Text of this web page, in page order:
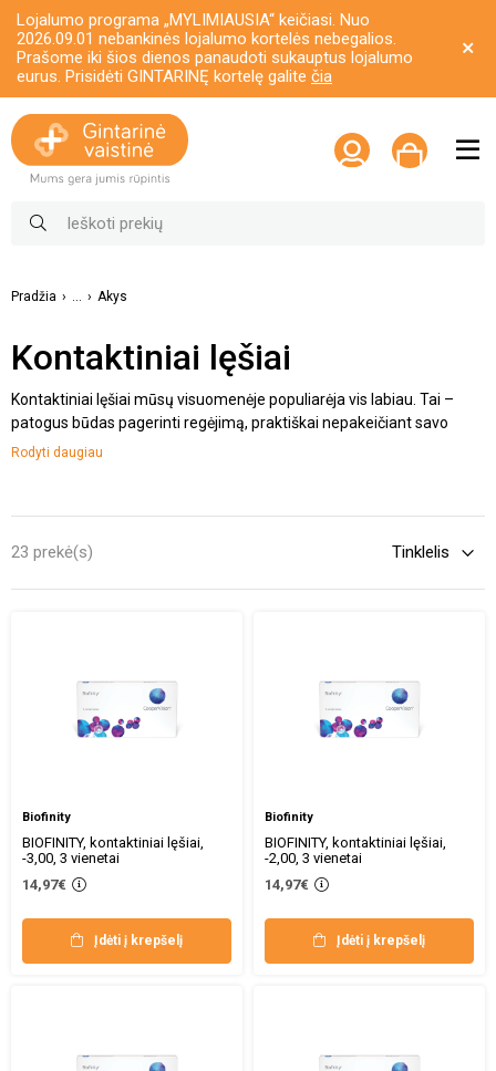
Lojalumo programa „MYLIMIAUSIA“ keičiasi. Nuo
2026.09.01 nebankinės lojalumo kortelės nebegalios.
Prašome iki šios dienos panaudoti sukauptus lojalumo
eurus. Prisidėti GINTARINĘ kortelę galite čia
Pradžia ... Akys
Kontaktiniai lęšiai
Kontaktiniai lęšiai mūsų visuomenėje populiarėja vis labiau. Tai –
patogus būdas pagerinti regėjimą, praktiškai nepakeičiant savo
išvaizdos. Lęšiai pasižymi išties didele privalumų gausa. Taigi
priežiūra.
Rodyti daugiau
23 prekė(s)
Biofinity
BIOFINITY, kontaktiniai lęšiai,
-3,00, 3 vienetai
14,97€
Įdėti į krepšelį
Biofinity
BIOFINITY, kontaktiniai lęšiai,
-2,00, 3 vienetai
14,97€
Įdėti į krepšelį